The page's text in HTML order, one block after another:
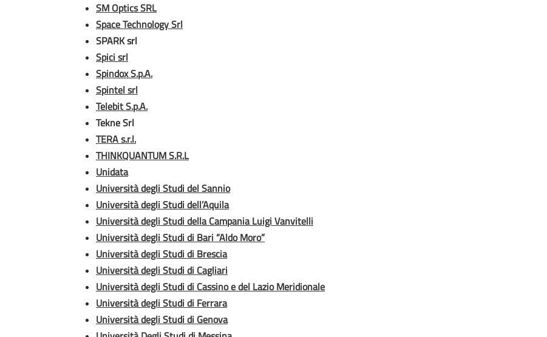
SM Optics SRL
Space Technology Srl
SPARK srl
Spici srl
Spindox S.p.A.
Spintel srl
Telebit S.p.A.
Tekne Srl
TERA s.r.l.
THINKQUANTUM S.R.L
Unidata
Università degli Studi del Sannio
Università degli Studi dell’Aquila
Università degli Studi della Campania Luigi Vanvitelli
Università degli Studi di Bari “Aldo Moro”
Università degli Studi di Brescia
Università degli Studi di Cagliari
Università degli Studi di Cassino e del Lazio Meridionale
Università degli Studi di Ferrara
Università degli Studi di Genova